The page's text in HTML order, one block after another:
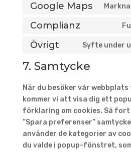
Google Maps
Complianz
Övrigt Syfte under
7. Samtycke
När du besöker vår
kommer vi att visa dig ett
förklaring om cookies. Så fort
”Spara preferenser”
använder de kategorier av
du valde i popup-fönstret,